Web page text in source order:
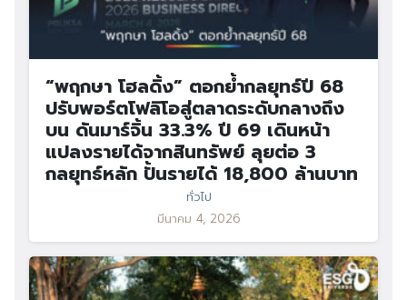
“พฤกษา โฮลดิ้ง” ตอกย้ำกลยุทธ์ปี 68
ปรับพอร์ตโฟลิโอสู่ตลาดระดับกลางถึง
บน ดันมาร์จิ้น 33.3% ปี 69 เดินหน้า
แปลงรายได้จากสินทรัพย์ ลุยต่อ 3
กลยุทธ์หลัก ปั้นรายได้ 18,800 ล้านบาท
ทั่วไป
มีนาคม 4, 2026